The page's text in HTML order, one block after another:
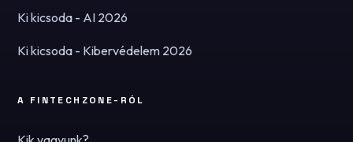
Ki kicsoda - AI 2026
Ki kicsoda - Kibervédelem 2026
A FINTECHZONE-RÓL